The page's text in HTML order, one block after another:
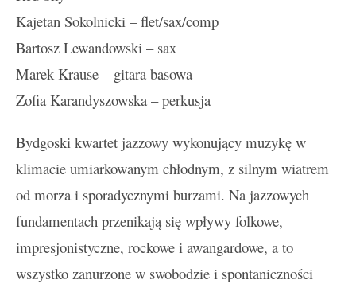
Kajetan Sokolnicki – flet/sax/comp
Bartosz Lewandowski – sax
Marek Krause – gitara basowa
Zofia Karandyszowska – perkusja
Bydgoski kwartet jazzowy wykonujący muzykę w
klimacie umiarkowanym chłodnym, z silnym wiatrem
od morza i sporadycznymi burzami. Na jazzowych
fundamentach przenikają się wpływy folkowe,
impresjonistyczne, rockowe i awangardowe, a to
wszystko zanurzone w swobodzie i spontaniczności